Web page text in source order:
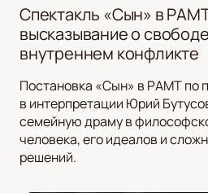
Спектакль «Сын» в
высказывание о
внутреннем конфликте
Постановка «Сын» в РАМТ по
в интерпретации Юрий
семейную драму в
человека, его идеалов и
решений.